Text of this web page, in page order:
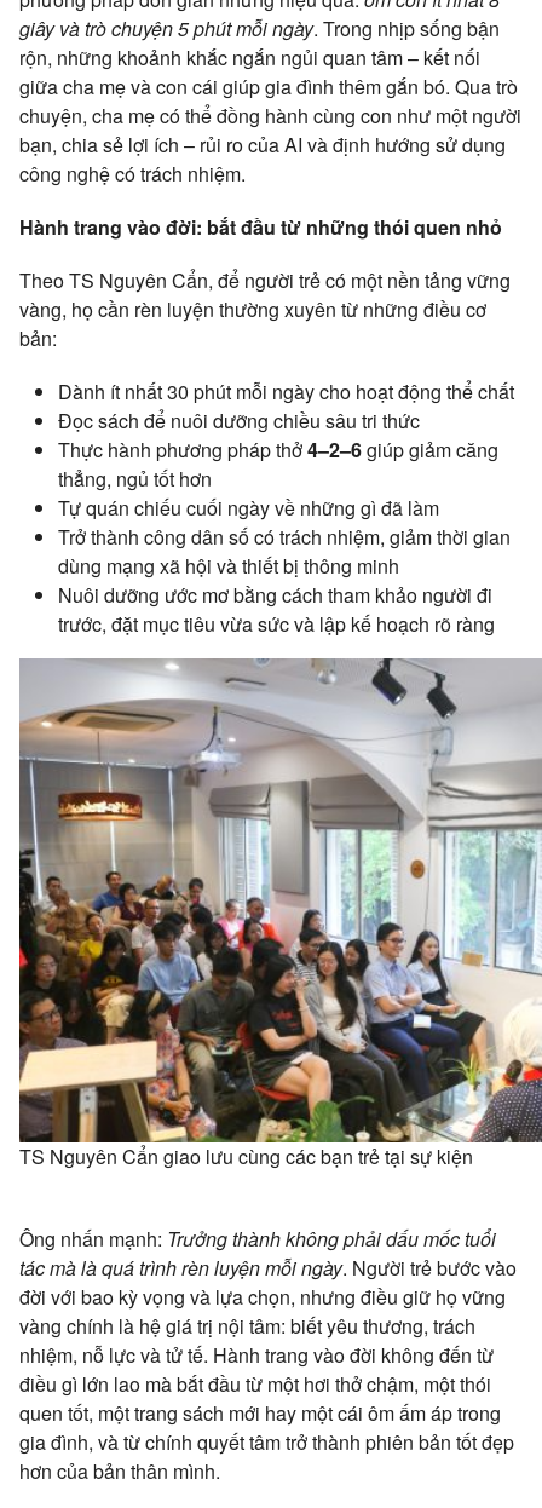
giây và trò chuyện 5 phút mỗi ngày. Trong nhịp sống bận
rộn, những khoảnh khắc ngắn ngủi quan tâm – kết nối
giữa cha mẹ và con cái giúp gia đình thêm gắn bó. Qua trò
chuyện, cha mẹ có thể đồng hành cùng con như một người
bạn, chia sẻ lợi ích – rủi ro của AI và định hướng sử dụng
công nghệ có trách nhiệm.
Hành trang vào đời: bắt đầu từ những thói quen nhỏ
Theo TS Nguyên Cẩn, để người trẻ có một nền tảng vững
vàng, họ cần rèn luyện thường xuyên từ những điều cơ
bản:
Dành ít nhất 30 phút mỗi ngày cho hoạt động thể chất
Đọc sách để nuôi dưỡng chiều sâu tri thức
Thực hành phương pháp thở4–2–6giúp giảm căng
thẳng, ngủ tốt hơn
Tự quán chiếu cuối ngày về những gì đã làm
Trở thành công dân số có trách nhiệm, giảm thời gian
dùng mạng xã hội và thiết bị thông minh
Nuôi dưỡng ước mơ bằng cách tham khảo người đi
trước, đặt mục tiêu vừa sức và lập kế hoạch rõ ràng
TS Nguyên Cẩn giao lưu cùng các bạn trẻ tại sự kiện
Ông nhấn mạnh: Trưởng thành không phải dấu mốc tuổi
tác mà là quá trình rèn luyện mỗi ngày. Người trẻ bước vào
đời với bao kỳ vọng và lựa chọn, nhưng điều giữ họ vững
vàng chính là hệ giá trị nội tâm: biết yêu thương, trách
nhiệm, nỗ lực và tử tế. Hành trang vào đời không đến từ
điều gì lớn lao mà bắt đầu từ một hơi thở chậm, một thói
quen tốt, một trang sách mới hay một cái ôm ấm áp trong
gia đình, và từ chính quyết tâm trở thành phiên bản tốt đẹp
hơn của bản thân mình.